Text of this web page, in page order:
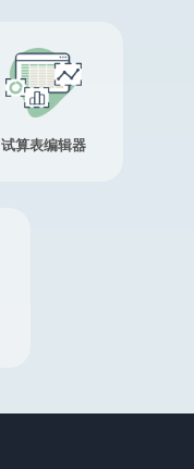
试算表编辑器